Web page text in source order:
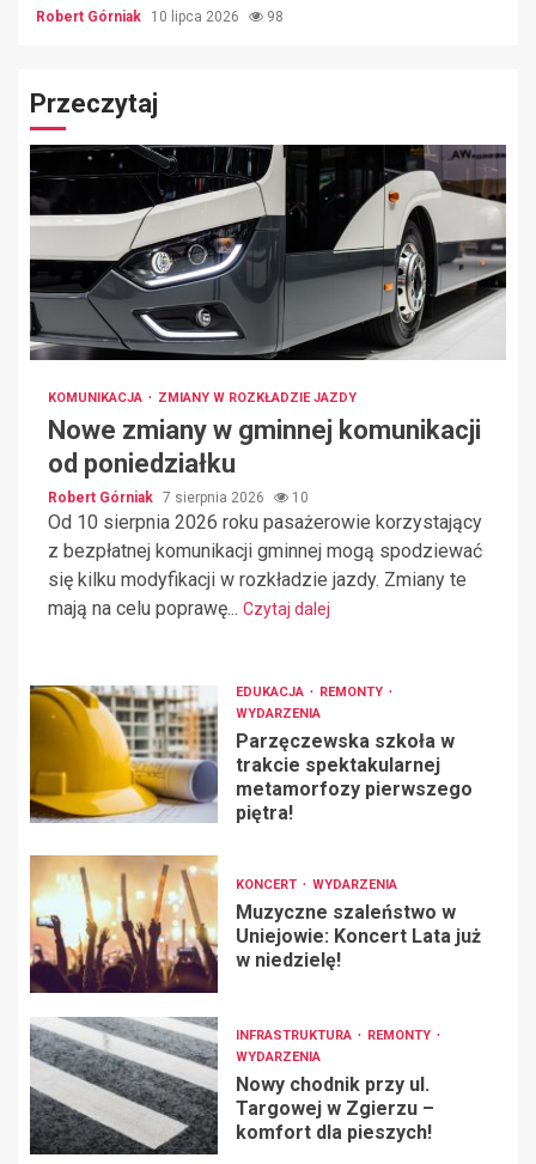
Robert Górniak 10 lipca 2026 98
Przeczytaj
KOMUNIKACJA ZMIANY W ROZKŁADZIE JAZDY
Nowe zmiany w gminnej komunikacji
od poniedziałku
Robert Górniak 7 sierpnia 2026 10
Od 10 sierpnia 2026 roku pasażerowie korzystający
z bezpłatnej komunikacji gminnej mogą spodziewać
się kilku modyfikacji w rozkładzie jazdy. Zmiany te
mają na celu poprawę... Czytaj dalej
EDUKACJA
REMONTY
WYDARZENIA
Parzęczewska szkoła w
trakcie spektakularnej
metamorfozy pierwszego
piętra!
KONCERT WYDARZENIA
Muzyczne szaleństwo w
Uniejowie: Koncert Lata już
w niedzielę!
INFRASTRUKTURA
REMONTY
WYDARZENIA
Nowy chodnik przy ul.
Targowej w Zgierzu –
komfort dla pieszych!